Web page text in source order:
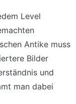
Level
Antike muss
Bilder
und
man dabei